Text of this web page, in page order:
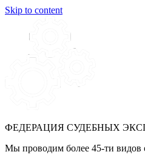
Skip to content
ФЕДЕРАЦИЯ СУДЕБНЫХ
Мы проводим более 45-ти видов